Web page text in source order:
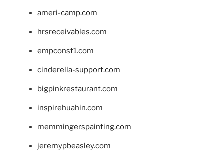
ameri-camp.com
hrsreceivables.com
empconst1.com
cinderella-support.com
bigpinkrestaurant.com
inspirehuahin.com
memmingerspainting.com
jeremypbeasley.com